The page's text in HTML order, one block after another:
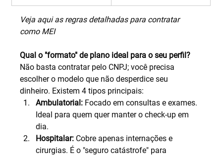
Veja aqui as regras detalhadas para contratar
como MEI
Qual o "formato" de plano ideal para o seu perfil?
Não basta contratar pelo CNPJ; você precisa
escolher o modelo que não desperdice seu
dinheiro. Existem 4 tipos principais:
Ambulatorial: Focado em consultas e exames.
Ideal para quem quer manter o check-up em
dia.
Hospitalar: Cobre apenas internações e
cirurgias. É o "seguro catástrofe" para